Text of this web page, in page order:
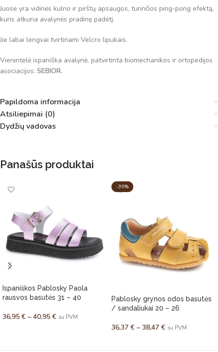
Juose yra vidinės kulno ir pirštų apsaugos, turinčios ping-pong efektą,
kuris atkuria avalynės pradinę padėtį.
Jie labai lengvai tvirtinami Velcro lipukais.
Vienintelė ispaniška avalynė, patvirtinta biomechanikos ir ortopedijos
asociacijos: SEBIOR.
Papildoma informacija
Atsiliepimai (0)
Dydžių vadovas
Panašūs produktai
Ispaniškos Pablosky Paola
rausvos basutės 31 – 40
36,95 € – 40,95 € su PVM
-30%
Pablosky grynos odos basutės
/ sandaliukai 20 – 26
36,37 € – 38,47 € su PVM